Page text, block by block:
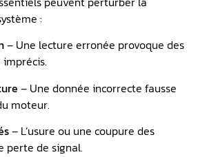
:
– Une lecture erronée provoque des
– Une donnée incorrecte fausse
moteur.
– L’usure ou une coupure des
perte de signal.